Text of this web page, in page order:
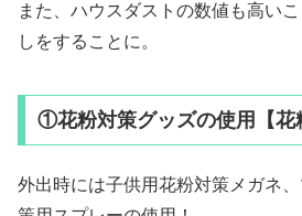
また、ハウスダストの数値も高い
しをすることに。
①花粉対策グッズの使用【花
外出時には子供用花粉対策メガネ